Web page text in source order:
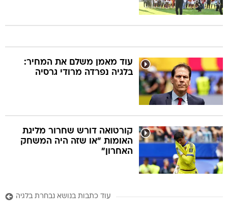
עוד מאמן משלם את המחיר:
בלגיה נפרדה מרודי גרסיה
קורטואה דורש שחרור מליגת
האומות "או שזה היה המשחק
האחרון"
עוד כתבות בנושא נבחרת בלגיה